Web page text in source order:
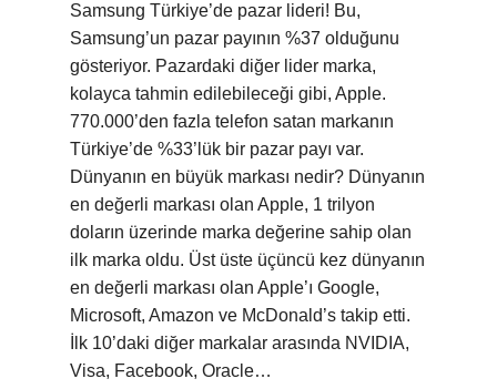
Samsung Türkiye’de pazar lideri! Bu,
Samsung’un pazar payının %37 olduğunu
gösteriyor. Pazardaki diğer lider marka,
kolayca tahmin edilebileceği gibi, Apple.
770.000’den fazla telefon satan markanın
Türkiye’de %33’lük bir pazar payı var.
Dünyanın en büyük markası nedir? Dünyanın
en değerli markası olan Apple, 1 trilyon
doların üzerinde marka değerine sahip olan
ilk marka oldu. Üst üste üçüncü kez dünyanın
en değerli markası olan Apple’ı Google,
Microsoft, Amazon ve McDonald’s takip etti.
İlk 10’daki diğer markalar arasında NVIDIA,
Visa, Facebook, Oracle…